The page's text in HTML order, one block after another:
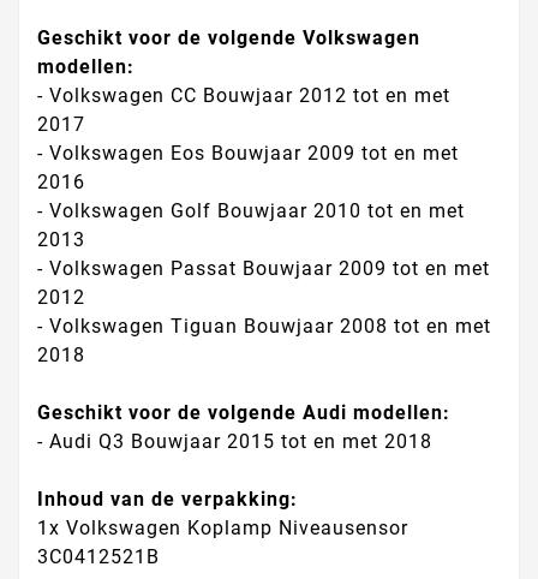
Geschikt voor de volgende Volkswagen
modellen:
- Volkswagen CC Bouwjaar 2012 tot en met
2017
- Volkswagen Eos Bouwjaar 2009 tot en met
2016
- Volkswagen Golf Bouwjaar 2010 tot en met
2013
- Volkswagen Passat Bouwjaar 2009 tot en met
2012
- Volkswagen Tiguan Bouwjaar 2008 tot en met
2018
Geschikt voor de volgende Audi modellen:
- Audi Q3 Bouwjaar 2015 tot en met 2018
Inhoud van de verpakking:
1x Volkswagen Koplamp Niveausensor
3C0412521B